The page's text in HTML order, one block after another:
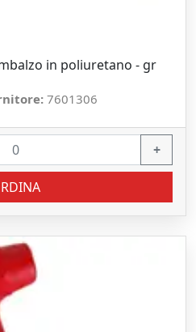
in poliuretano - gr
7601306
+